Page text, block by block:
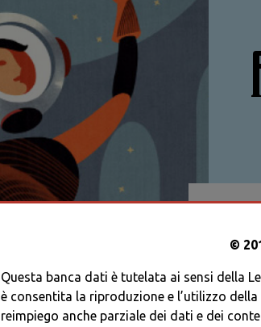
©
Questa banca dati è tutelata ai sensi della
è consentita la riproduzione e l’utilizzo
reimpiego anche parziale dei dati e dei